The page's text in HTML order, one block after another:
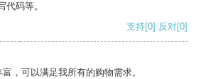
代码等。
支持[0] 反对[0]
，可以满足我所有的购物需求。